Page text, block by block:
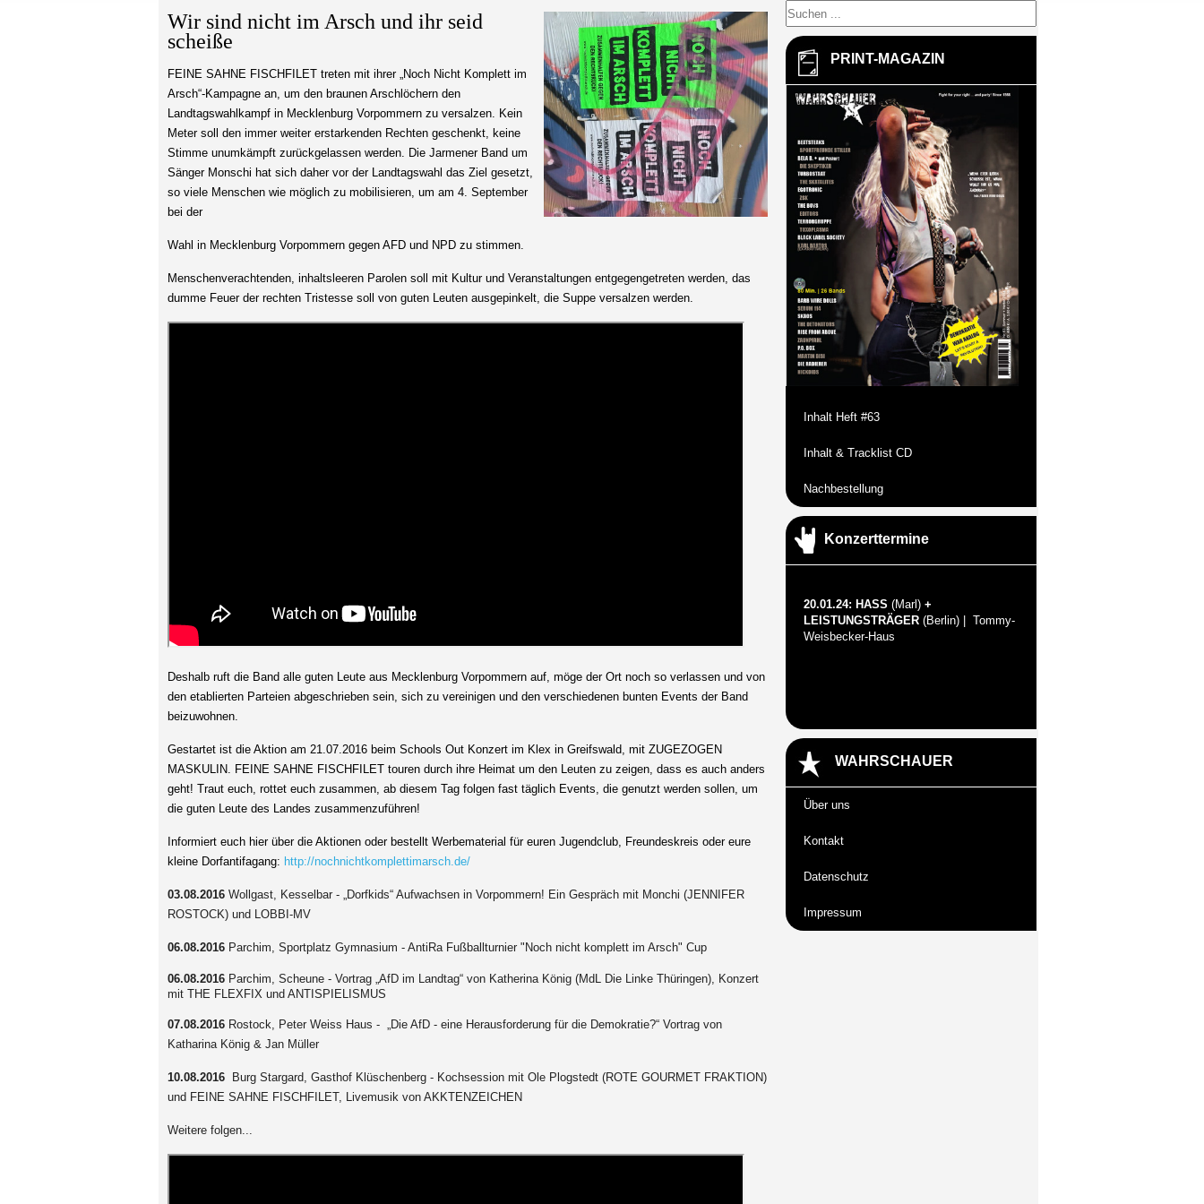
Wir sind nicht im Arsch und ihr seid
scheiße
FEINE SAHNE FISCHFILET treten mit ihrer „Noch Nicht Komplett im
Arsch“-Kampagne an, um den braunen Arschlöchern den
Landtagswahlkampf in Mecklenburg Vorpommern zu versalzen. Kein
Meter soll den immer weiter erstarkenden Rechten geschenkt, keine
Stimme unumkämpft zurückgelassen werden. Die Jarmener Band um
Sänger Monschi hat sich daher vor der Landtagswahl das Ziel gesetzt,
so viele Menschen wie möglich zu mobilisieren, um am 4. September
bei der
Wahl in Mecklenburg Vorpommern gegen AFD und NPD zu stimmen.
Menschenverachtenden, inhaltsleeren Parolen soll mit Kultur und Veranstaltungen entgegengetreten werden, das
dumme Feuer der rechten Tristesse soll von guten Leuten ausgepinkelt, die Suppe versalzen werden.
Deshalb ruft die Band alle guten Leute aus Mecklenburg Vorpommern auf, möge der Ort noch so verlassen und von
den etablierten Parteien abgeschrieben sein, sich zu vereinigen und den verschiedenen bunten Events der Band
beizuwohnen.
Gestartet ist die Aktion am 21.07.2016 beim Schools Out Konzert im Klex in Greifswald, mit ZUGEZOGEN
MASKULIN. FEINE SAHNE FISCHFILET touren durch ihre Heimat um den Leuten zu zeigen, dass es auch anders
geht! Traut euch, rottet euch zusammen, ab diesem Tag folgen fast täglich Events, die genutzt werden sollen, um
die guten Leute des Landes zusammenzuführen!
Informiert euch hier über die Aktionen oder bestellt Werbematerial für euren Jugendclub, Freundeskreis oder eure
kleine Dorfantifagang: http://nochnichtkomplettimarsch.de/
03.08.2016 Wollgast, Kesselbar - „Dorfkids“ Aufwachsen in Vorpommern! Ein Gespräch mit Monchi (JENNIFER
ROSTOCK) und LOBBI-MV
06.08.2016 Parchim, Sportplatz Gymnasium - AntiRa Fußballturnier "Noch nicht komplett im Arsch" Cup
06.08.2016 Parchim, Scheune - Vortrag „AfD im Landtag“ von Katherina König (MdL Die Linke Thüringen), Konzert
mit THE FLEXFIX und ANTISPIELISMUS
07.08.2016 Rostock, Peter Weiss Haus - „Die AfD - eine Herausforderung für die Demokratie?“ Vortrag von
Katharina König & Jan Müller
10.08.2016
Burg Stargard, Gasthof Klüschenberg - Kochsession mit Ole Plogstedt (ROTE GOURMET FRAKTION)
und FEINE SAHNE FISCHFILET, Livemusik von AKKTENZEICHEN
Weitere folgen...
PRINT-MAGAZIN
Inhalt Heft #63
Inhalt & Tracklist CD
Nachbestellung
Konzerttermine
20.01.24: HASS (Marl) +
LEISTUNGSTRÄGER (Berlin) | Tommy-
Weisbecker-Haus
WAHRSCHAUER
Über uns
Kontakt
Datenschutz
Impressum